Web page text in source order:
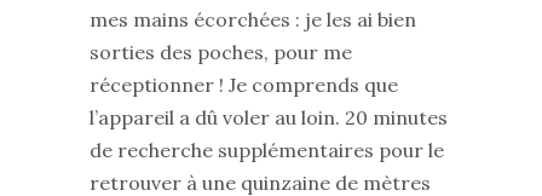
mes mains écorchées : je les ai bien
sorties des poches, pour me
réceptionner ! Je comprends que
l’appareil a dû voler au loin. 20 minutes
de recherche supplémentaires pour le
retrouver à une quinzaine de mètres